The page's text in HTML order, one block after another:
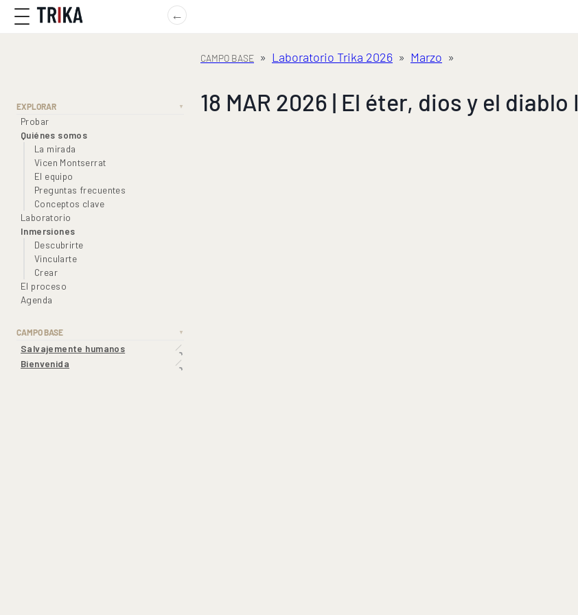
EXPLORAR ▼
Probar
Quiénes somos
La mirada
Vicen Montserrat
El equipo
Preguntas frecuentes
Conceptos clave
Laboratorio
Inmersiones
Descubrirte
Vincularte
Crear
El proceso
Agenda
CAMPO BASE ▼
Salvajemente humanos
Bienvenida
» Laboratorio Trika 2026 » Marzo »
18 MAR 2026 | El éter, dios y el diablo I
←